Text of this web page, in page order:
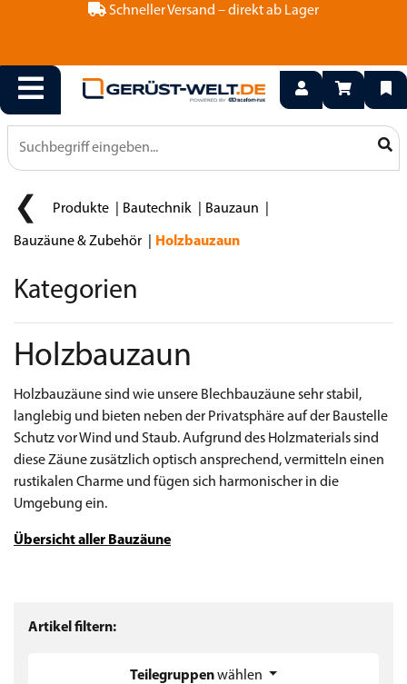
Schneller Versand – direkt ab Lager
Produkte Bautechnik Bauzaun
Bauzäune & Zubehör Holzbauzaun
Kategorien
Holzbauzaun
Holzbauzäune sind wie unsere Blechbauzäune sehr stabil,
langlebig und bieten neben der Privatsphäre auf der Baustelle
Schutz vor Wind und Staub. Aufgrund des Holzmaterials sind
diese Zäune zusätzlich optisch ansprechend, vermitteln einen
rustikalen Charme und fügen sich harmonischer in die
Umgebung ein.
Übersicht aller Bauzäune
Artikel filtern:
Teilegruppenwählen